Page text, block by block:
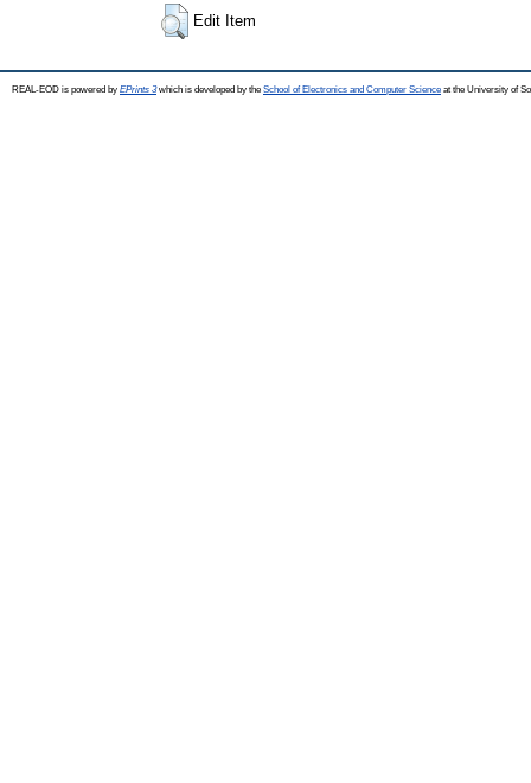
Edit Item
REAL-EOD is powered by EPrints 3which is developed by the School of Electronics and Computer Science at the University of